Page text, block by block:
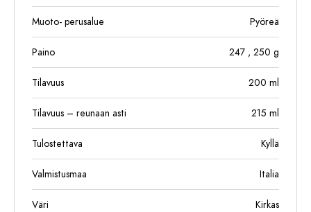
Muoto- perusalue Pyöreä
Paino 247 , 250 g
Tilavuus 200 ml
Tilavuus – reunaan asti 215 ml
Tulostettava Kyllä
Valmistusmaa Italia
Väri Kirkas